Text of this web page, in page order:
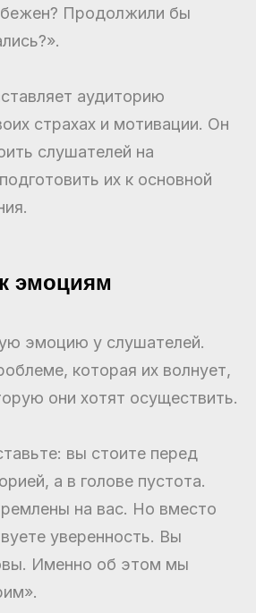
Продолжили бы
аудиторию
страхах и мотивации. Он
слушателей на
их к основной
эмоциям
эмоцию у слушателей.
которая их волнует,
они хотят осуществить.
вы стоите перед
а в голове пустота.
на вас. Но вместо
уверенность. Вы
Именно об этом мы